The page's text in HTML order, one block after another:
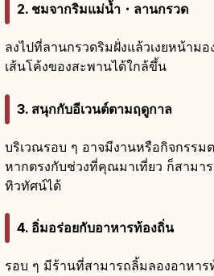
2. ชมจากริมแม่น้ำ・ลานกรวด
ลงไปที่ลานกรวดริมฝั่งแล้วเงยหน้ามอ
เส้นโค้งของสะพานได้ใกล้ขึ้น
3. สนุกกับอีเวนต์ตามฤดูกาล
บริเวณรอบ ๆ อาจมีงานหรือกิจกรรม
หากตรงกับช่วงที่คุณมาเที่ยว ก็สามา
ทิวทัศน์ได้
4. อิ่มอร่อยกับอาหารท้องถิ่น
รอบ ๆ มีร้านที่สามารถลิ้มลองอาหา